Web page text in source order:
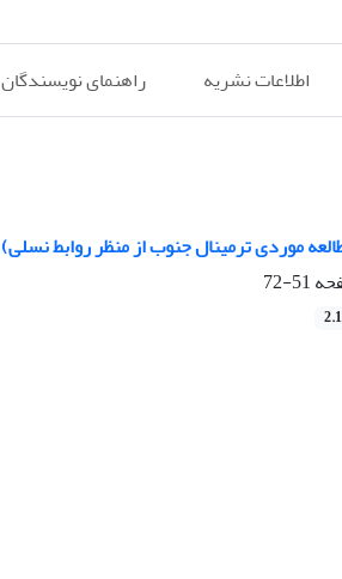
اطلاعات نشریه راهنمای نویسندگان
موردی ترمینال جنوب از منظر روابط نسلی)
51-72